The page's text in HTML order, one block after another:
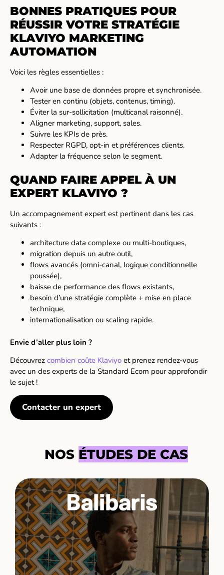
BONNES PRATIQUES POUR
RÉUSSIR VOTRE STRATÉGIE
KLAVIYO MARKETING
AUTOMATION
Voici les règles essentielles :
Avoir une base de données propre et synchronisée.
Tester en continu (objets, contenus, timing).
Éviter la sur-sollicitation (multicanal raisonné).
Aligner marketing, support, sales.
Suivre les KPIs de près.
Respecter RGPD, opt-in et préférences clients.
Adapter la fréquence selon le segment.
QUAND FAIRE APPEL À UN
EXPERT KLAVIYO ?
Un accompagnement expert est pertinent dans les cas
suivants :
architecture data complexe ou multi-boutiques,
migration depuis un autre outil,
flows avancés (omni-canal, logique conditionnelle
poussée),
baisse de performance des flows existants,
besoin d’une stratégie complète + mise en place
technique,
internationalisation ou scaling rapide.
Envie d’aller plus loin ?
Découvrez combien coûte Klaviyo et prenez rendez-vous
avec un des experts de la Standard Ecom pour approfondir
le sujet !
Contacter un expert
NOS ÉTUDES DE CAS